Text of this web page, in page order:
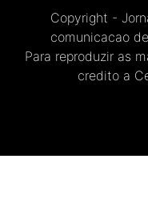
Copyright -
comunicacao
Para reproduzir as
credito a